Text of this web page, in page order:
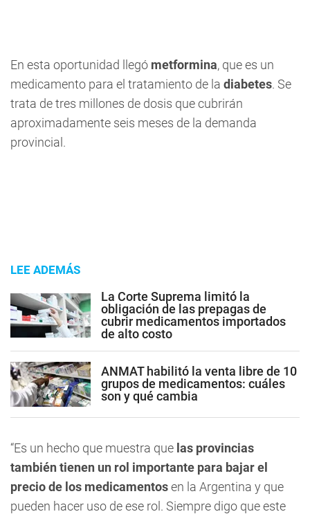
En esta oportunidad llegó metformina, que es un
medicamento para el tratamiento de la diabetes. Se
trata de tres millones de dosis que cubrirán
aproximadamente seis meses de la demanda
provincial.
LEE ADEMÁS
La Corte Suprema limitó la
obligación de las prepagas de
cubrir medicamentos importados
de alto costo
ANMAT habilitó la venta libre de 10
grupos de medicamentos: cuáles
son y qué cambia
“Es un hecho que muestra que las provincias
también tienen un rol importante para bajar el
precio de los medicamentosen la Argentina y que
pueden hacer uso de ese rol. Siempre digo que este